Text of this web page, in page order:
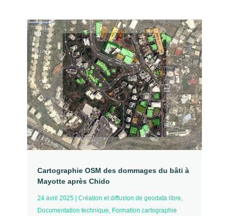
Cartographie OSM des dommages du bâti à
Mayotte après Chido
24 avril 2025 Création et diffusion de geodata libre,
Documentation technique, Formation cartographie